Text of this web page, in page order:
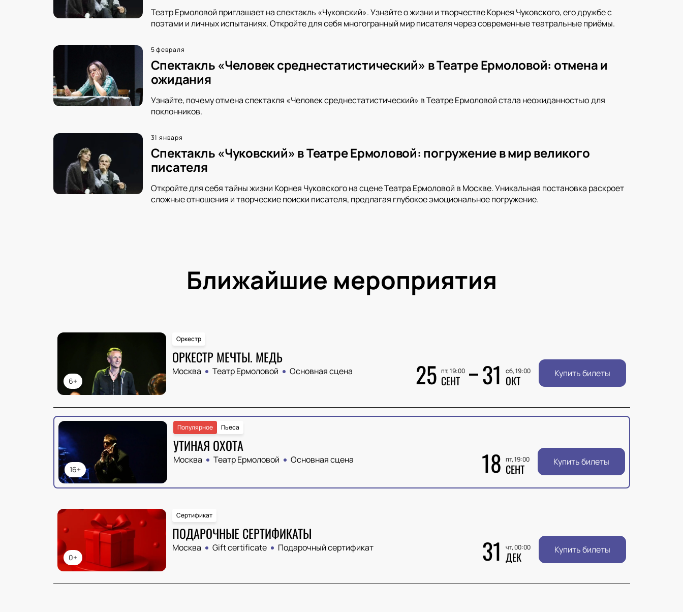
Театр Ермоловой приглашает на спектакль «Чуковский». Узнайте о жизни и творчестве Корнея Чуковского, его дружбе с
поэтами и личных испытаниях. Откройте для себя многогранный мир писателя через современные театральные приёмы.
5 февраля
Спектакль «Человек среднестатистический» в Театре Ермоловой: отмена и
ожидания
Узнайте, почему отмена спектакля «Человек среднестатистический» в Театре Ермоловой стала неожиданностью для
поклонников.
31 января
Спектакль «Чуковский» в Театре Ермоловой: погружение в мир великого
писателя
Откройте для себя тайны жизни Корнея Чуковского на сцене Театра Ермоловой в Москве. Уникальная постановка раскроет
сложные отношения и творческие поиски писателя, предлагая глубокое эмоциональное погружение.
Ближайшие мероприятия
6+
Оркестр
ОРКЕСТР МЕЧТЫ. МЕДЬ
Москва Театр Ермоловой Основная сцена 25 пт, 19:00
СЕНТ 31 сб, 19:00
ОКТ Купить билеты
16+
Пьеса
Популярное
УТИНАЯ ОХОТА
Москва Театр Ермоловой Основная сцена 18 пт, 19:00
СЕНТ Купить билеты
0+
Сертификат
ПОДАРОЧНЫЕ СЕРТИФИКАТЫ
Москва Gift certificate Подарочный сертификат 31 чт, 00:00
ДЕК Купить билеты